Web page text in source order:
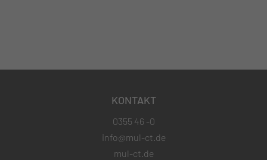
KONTAKT
0355 46 -0
info@mul-ct.de
mul-ct.de